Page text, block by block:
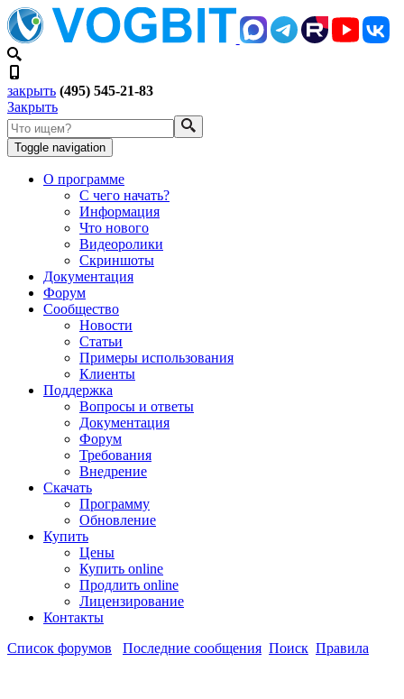
закрыть (495) 545-21-83
Закрыть
Toggle navigation
О программе
С чего начать?
Информация
Что нового
Видеоролики
Скриншоты
Документация
Форум
Сообщество
Новости
Статьи
Примеры использования
Клиенты
Поддержка
Вопросы и ответы
Документация
Форум
Требования
Внедрение
Скачать
Программу
Обновление
Купить
Цены
Купить online
Продлить online
Лицензирование
Контакты
Список форумов
Последние сообщения Поиск Правила